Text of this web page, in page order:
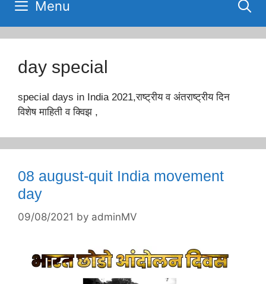
Menu
day special
special days in India 2021,राष्ट्रीय व अंतराष्ट्रीय दिन
विशेष माहिती व क्विझ ,
08 august-quit India movement
day
09/08/2021 by adminMV